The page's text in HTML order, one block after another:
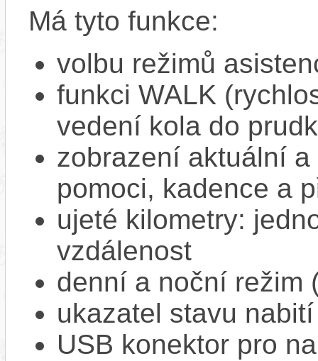
Má tyto funkce:
volbu režimů
funkci WALK
vedení kola do
zobrazení aktuální
pomoci, kadence a
ujeté kilometry:
vzdálenost
denní a noční režim
ukazatel stavu
USB konektor pro